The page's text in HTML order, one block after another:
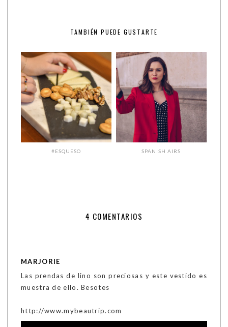
TAMBIÉN PUEDE GUSTARTE
#ESQUESO SPANISH AIRS
4 COMENTARIOS
MARJORIE
Las prendas de lino son preciosas y este vestido es
muestra de ello. Besotes
http://www.mybeautrip.com